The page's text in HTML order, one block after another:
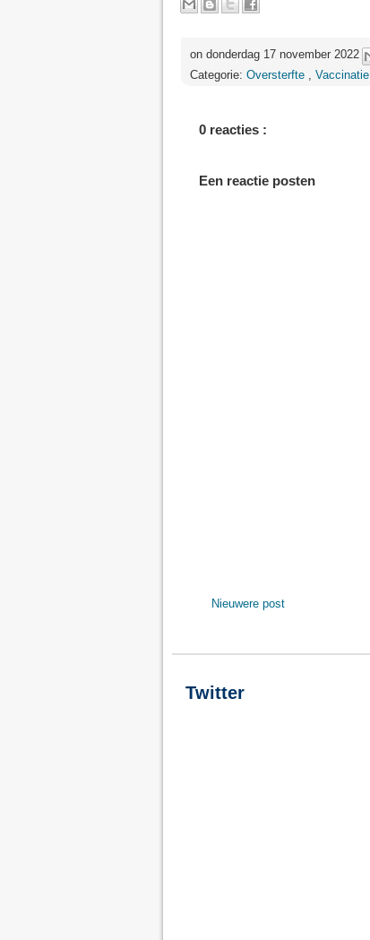
on donderdag 17 november 2022
Categorie: Oversterfte , Vaccinatie
0 reacties :
Een reactie posten
Nieuwere post
Twitter